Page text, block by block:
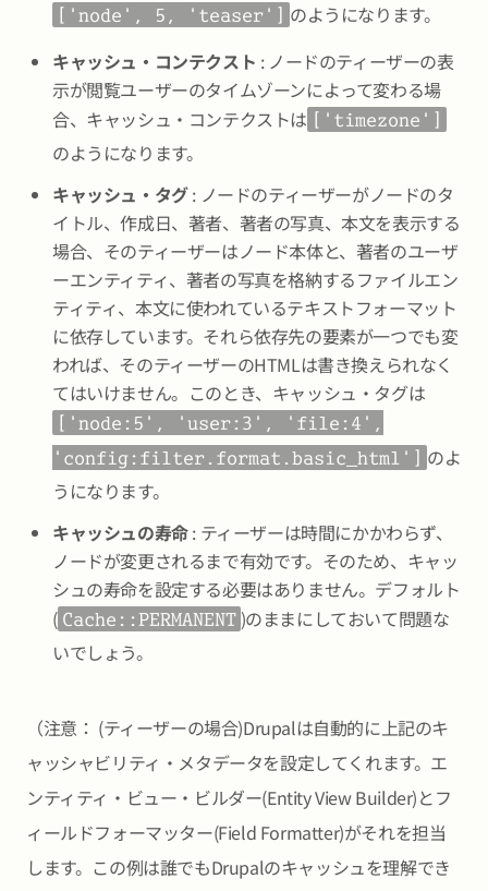
['node', 5, 'teaser']
のようになります。
キャッシュ・コンテクスト : ノードのティーザーの表
示が閲覧ユーザーのタイムゾーンによって変わる場
合、キャッシュ・コンテクストは
['timezone']
のようになります。
キャッシュ・タグ: ノードのティーザーがノードのタ
イトル、作成日、著者、著者の写真、本文を表示する
場合、そのティーザーはノード本体と、著者のユーザ
ーエンティティ、著者の写真を格納するファイルエン
ティティ、本文に使われているテキストフォーマット
に依存しています。それら依存先の要素が一つでも変
われば、そのティーザーのHTMLは書き換えられなく
てはいけません。このとき、キャッシュ・タグは
['node:5', 'user:3', 'file:4',
'config:filter.format.basic_html']
のよ
うになります。
キャッシュの寿命: ティーザーは時間にかかわらず、
ノードが変更されるまで有効です。そのため、キャッ
シュの寿命を設定する必要はありません。デフォルト
( Cache::PERMANENT )のままにしておいて問題な
いでしょう。
（注意： (ティーザーの場合)Drupalは自動的に上記のキ
ャッシャビリティ・メタデータを設定してくれます。エ
ンティティ・ビュー・ビルダー(Entity View Builder)とフ
ィールドフォーマッター(Field Formatter)がそれを担当
します。この例は誰でもDrupalのキャッシュを理解でき